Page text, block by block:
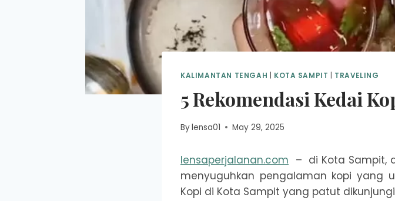
KALIMANTAN TENGAH KOTA SAMPIT TRAVELING
5 Rekomendasi Kedai
Bylensa01 May 29, 2025
lensaperjalanan.com – di Kota Sampit,
menyuguhkan pengalaman kopi yang
Kopi di Kota Sampit yang patut